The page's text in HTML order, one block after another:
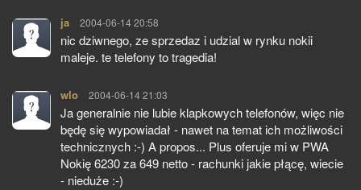
ja pisze:
2004-06-14 20:58
nic dziwnego, ze sprzedaz i udzial w rynku nokii
maleje. te telefony to tragedia!
wlo pisze:
2004-06-14 21:03
Ja generalnie nie lubie klapkowych telefonów, więc nie
będę się wypowiadał - nawet na temat ich możliwości
technicznych :-) A propos... Plus oferuje mi w PWA
Nokię 6230 za 649 netto - rachunki jakie płącę, wiecie
- nieduże :-)